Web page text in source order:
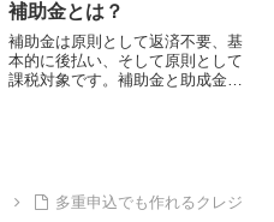
補助金とは？
補助金は原則として返済不要、基
本的に後払い、そして原則として
課税対象です。補助金と助成金が
多重申込でも作れるクレジ